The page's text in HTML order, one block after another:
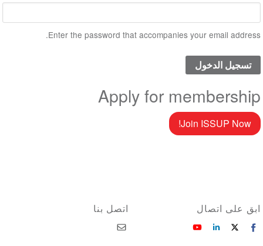
Enter the password that accompanies your email address.
Apply for membership
Join ISSUP Now!
اتصل بنا ابق على اتصال